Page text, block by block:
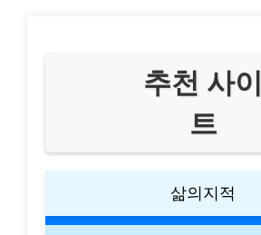
추천 사이
트
삶의지적